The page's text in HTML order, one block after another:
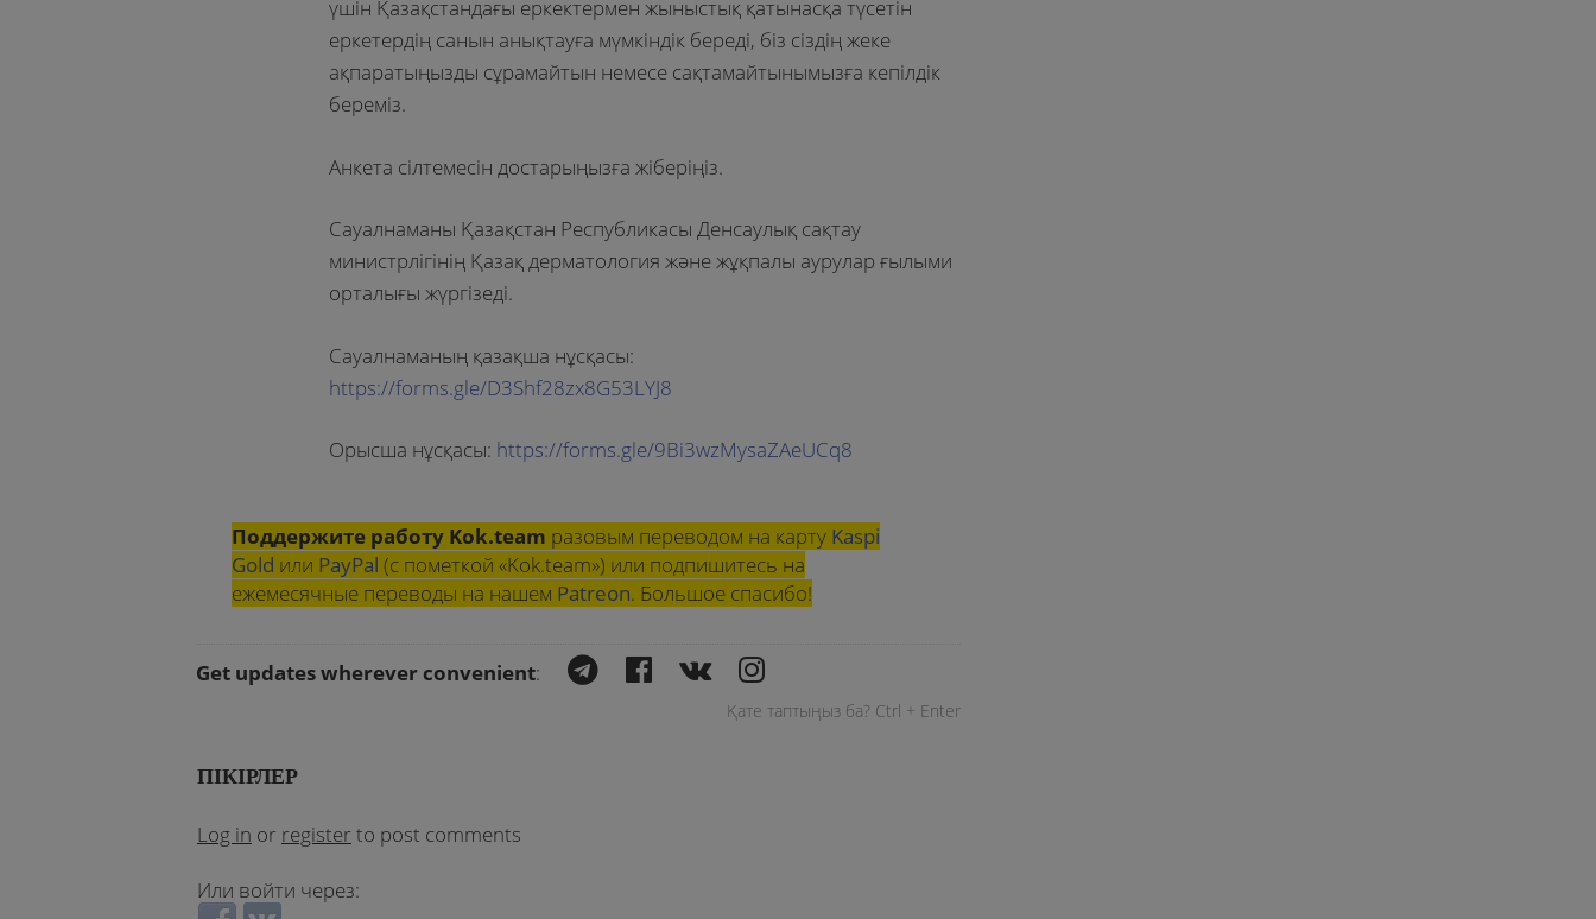
үшін Қазақстандағы еркектермен жыныстық қатынасқа түсетін
еркетердің санын анықтауға мүмкіндік береді, біз сіздің жеке
ақпаратыңызды сұрамайтын немесе сақтамайтынымызға кепілдік
береміз.
Анкета сілтемесін достарыңызға жіберіңіз.
Сауалнаманы Қазақстан Республикасы Денсаулық сақтау
министрлігінің Қазақ дерматология және жұқпалы аурулар ғылыми
орталығы жүргізеді.
Сауалнаманың қазақша нұсқасы:
https://forms.gle/D3Shf28zx8G53LYJ8
Орысша нұсқасы: https://forms.gle/9Bi3wzMysaZAeUCq8
Поддержите работу Kok.team разовым переводом на карту Kaspi
Gold или PayPal (с пометкой «Kok.team») или подпишитесь на
ежемесячные переводы на нашем Patreon. Большое спасибо!
Get updates wherever convenient:
Қате таптыңыз ба? Ctrl + Enter
ПІКІРЛЕР
Log in or register to post comments
Или войти через: